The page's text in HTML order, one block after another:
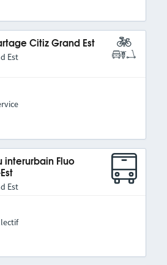
Citiz Grand Est
Est
interurbain Fluo
Est